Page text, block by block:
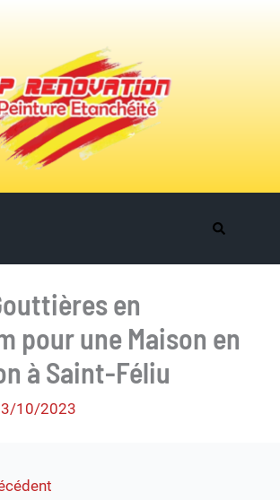
en
pour une Maison en
à Saint-Féliu
10/2023